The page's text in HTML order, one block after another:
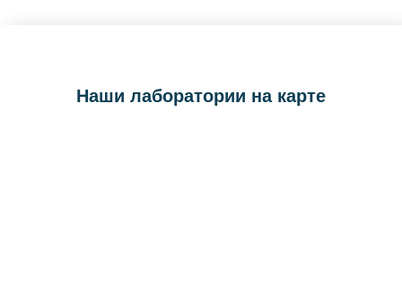
Наши лаборатории на карте